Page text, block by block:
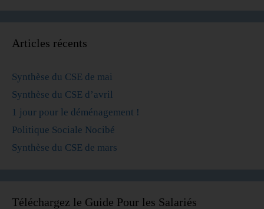
Articles récents
Synthèse du CSE de mai
Synthèse du CSE d’avril
1 jour pour le déménagement !
Politique Sociale Nocibé
Synthèse du CSE de mars
Téléchargez le Guide Pour les Salariés